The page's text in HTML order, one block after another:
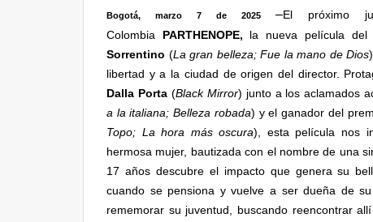
Bogotá, marzo 7 de 2025 –El próximo
Colombia PARTHENOPE, la nueva película del
Sorrentino (La gran belleza; Fue la mano de Dios
libertad y a la ciudad de origen del director.
Dalla Porta(Black Mirror) junto a los aclamados
a la italiana; Belleza robada) y el ganador del
Topo; La hora más oscura), esta película nos
hermosa mujer, bautizada con el nombre de una
17 años descubre el impacto que genera su
cuando se pensiona y vuelve a ser dueña de
rememorar su juventud, buscando reencontrar